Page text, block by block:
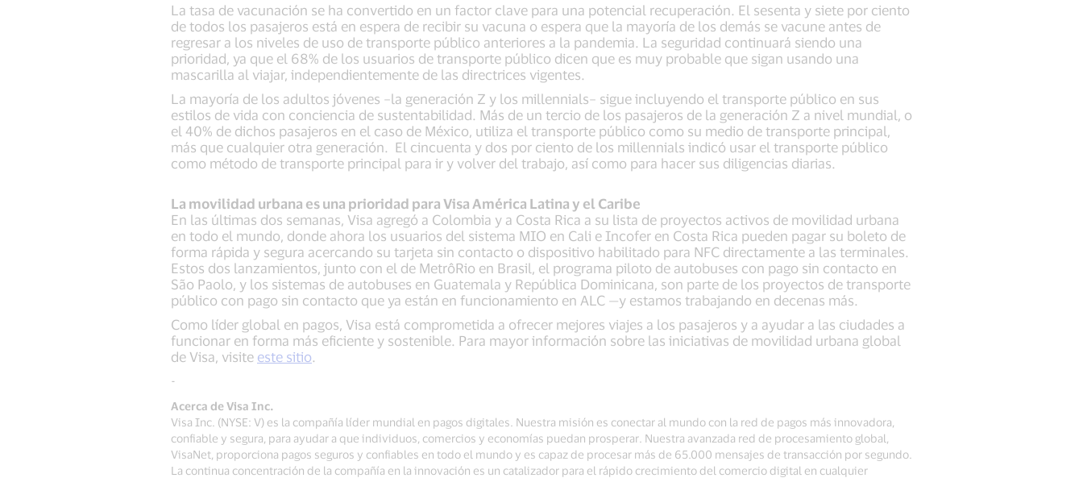
La tasa de vacunación se ha convertido en un factor clave para una potencial recuperación. El sesenta y siete por ciento
de todos los pasajeros está en espera de recibir su vacuna o espera que la mayoría de los demás se vacune antes de
regresar a los niveles de uso de transporte público anteriores a la pandemia. La seguridad continuará siendo una
prioridad, ya que el 68% de los usuarios de transporte público dicen que es muy probable que sigan usando una
mascarilla al viajar, independientemente de las directrices vigentes.
La mayoría de los adultos jóvenes –la generación Z y los millennials– sigue incluyendo el transporte público en sus
estilos de vida con conciencia de sustentabilidad. Más de un tercio de los pasajeros de la generación Z a nivel mundial, o
el 40% de dichos pasajeros en el caso de México, utiliza el transporte público como su medio de transporte principal,
más que cualquier otra generación. El cincuenta y dos por ciento de los millennials indicó usar el transporte público
como método de transporte principal para ir y volver del trabajo, así como para hacer sus diligencias diarias.
La movilidad urbana es una prioridad para Visa América Latina y el Caribe
En las últimas dos semanas, Visa agregó a Colombia y a Costa Rica a su lista de proyectos activos de movilidad urbana
en todo el mundo, donde ahora los usuarios del sistema MIO en Cali e Incofer en Costa Rica pueden pagar su boleto de
forma rápida y segura acercando su tarjeta sin contacto o dispositivo habilitado para NFC directamente a las terminales.
Estos dos lanzamientos, junto con el de MetrôRio en Brasil, el programa piloto de autobuses con pago sin contacto en
São Paolo, y los sistemas de autobuses en Guatemala y República Dominicana, son parte de los proyectos de transporte
público con pago sin contacto que ya están en funcionamiento en ALC —y estamos trabajando en decenas más.
Como líder global en pagos, Visa está comprometida a ofrecer mejores viajes a los pasajeros y a ayudar a las ciudades a
funcionar en forma más eficiente y sostenible. Para mayor información sobre las iniciativas de movilidad urbana global
de Visa, visite este sitio
-
Acerca de Visa Inc.
Visa Inc. (NYSE: V) es la compañía líder mundial en pagos digitales. Nuestra misión es conectar al mundo con la red de pagos más innovadora,
confiable y segura, para ayudar a que individuos, comercios y economías puedan prosperar. Nuestra avanzada red de procesamiento global,
VisaNet, proporciona pagos seguros y confiables en todo el mundo y es capaz de procesar más de 65.000 mensajes de transacción por segundo.
La continua concentración de la compañía en la innovación es un catalizador para el rápido crecimiento del comercio digital en cualquier